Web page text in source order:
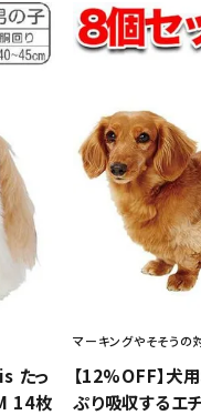
たっ
14枚
マーキングやそそうの
【12%OFF】犬
ぷり吸収するエ